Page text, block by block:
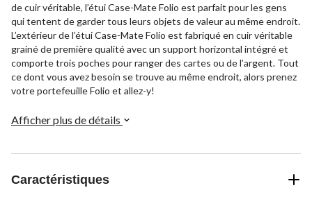
de cuir véritable, l’étui Case-Mate Folio est parfait pour les gens
qui tentent de garder tous leurs objets de valeur au même endroit.
L’extérieur de l’étui Case-Mate Folio est fabriqué en cuir véritable
grainé de première qualité avec un support horizontal intégré et
comporte trois poches pour ranger des cartes ou de l’argent. Tout
ce dont vous avez besoin se trouve au même endroit, alors prenez
votre portefeuille Folio et allez-y!
Afficher plus de détails
Caractéristiques